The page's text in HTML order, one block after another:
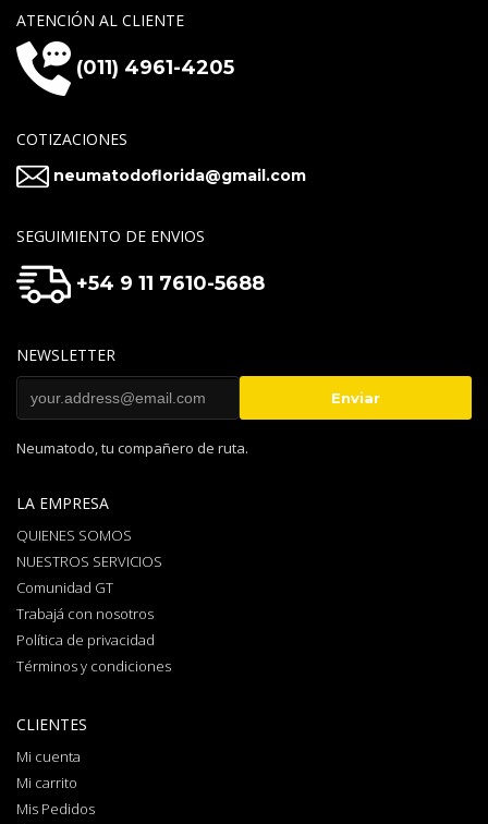
ATENCIÓN AL CLIENTE
(011) 4961-4205
COTIZACIONES
neumatodoflorida@gmail.com
SEGUIMIENTO DE ENVIOS
+54 9 11 7610-5688
NEWSLETTER
Neumatodo, tu compañero de ruta.
LA EMPRESA
QUIENES SOMOS
NUESTROS SERVICIOS
Comunidad GT
Trabajá con nosotros
Política de privacidad
Términos y condiciones
CLIENTES
Mi cuenta
Mi carrito
Mis Pedidos